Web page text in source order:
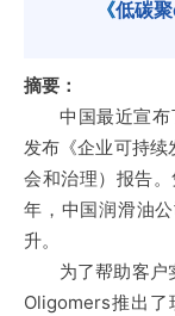
《低碳
摘要：
中国最近宣
发布《企业可持续
会和治理）报告
年，中国润滑油
升。
为了帮助客户
Oligomers推出了